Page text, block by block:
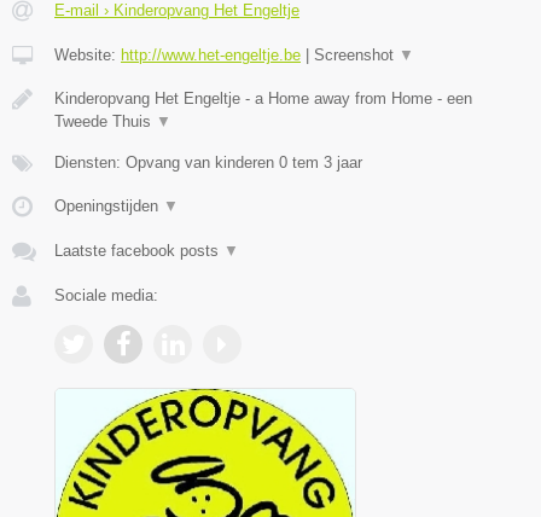
E-mail › Kinderopvang Het Engeltje
Website: http://www.het-engeltje.be Screenshot ▼
Kinderopvang Het Engeltje - a Home away from Home - een
Tweede Thuis ▼
Diensten: Opvang van kinderen 0 tem 3 jaar
Openingstijden ▼
Laatste facebook posts ▼
Sociale media: